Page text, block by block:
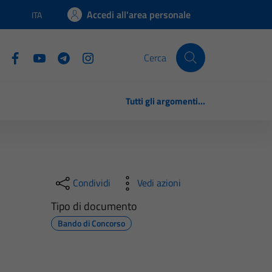
Lingua attiva:
ITA Accedi all'area personale
Cerca
Tutti gli argomenti...
Condividi Vedi azioni
Tipo di documento
Bando di Concorso